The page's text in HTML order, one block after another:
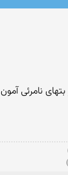
نامرئی آمون